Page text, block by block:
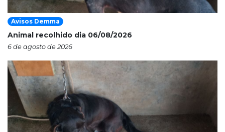
Avisos Demma
Animal recolhido dia 06/08/2026
6 de agosto de 2026